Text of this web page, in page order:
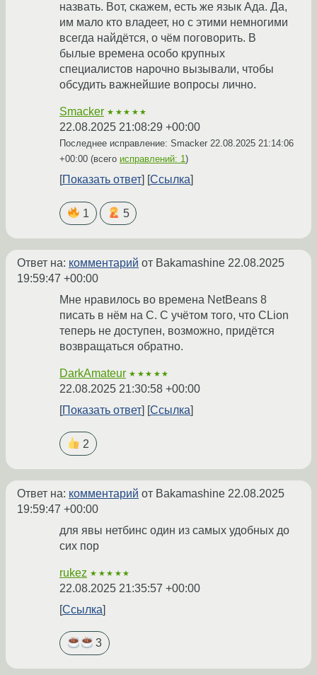
назвать. Вот, скажем, есть же язык Ада. Да,
им мало кто владеет, но с этими немногими
всегда найдётся, о чём поговорить. В
былые времена особо крупных
специалистов нарочно вызывали, чтобы
обсудить важнейшие вопросы лично.
Smacker ★★★★★
22.08.2025 21:08:29 +00:00
Последнее исправление: Smacker 22.08.2025 21:14:06
+00:00 (всего исправлений: 1)
Показать ответ Ссылка
1 5
Ответ на: комментарий от Bakamashine 22.08.2025
19:59:47 +00:00
Мне нравилось во времена NetBeans 8
писать в нём на С. С учётом того, что CLion
теперь не доступен, возможно, придётся
возвращаться обратно.
DarkAmateur ★★★★★
22.08.2025 21:30:58 +00:00
Показать ответ
Ссылка
2
Ответ на: комментарий от Bakamashine 22.08.2025
19:59:47 +00:00
для явы нетбинс один из самых удобных до
сих пор
rukez ★★★★★
22.08.2025 21:35:57 +00:00
Ссылка
3